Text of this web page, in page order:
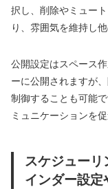
択し、削除やミュー
り、雰囲気を維持し
公開設定はスペース
ーに公開されますが
制御することも可能
ミュニケーションを促
スケジューリ
インダー設定